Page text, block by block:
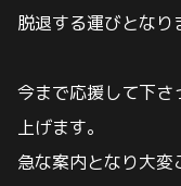
脱退する運びとなり
今まで応援して下さ
上げ
急な案内となり大